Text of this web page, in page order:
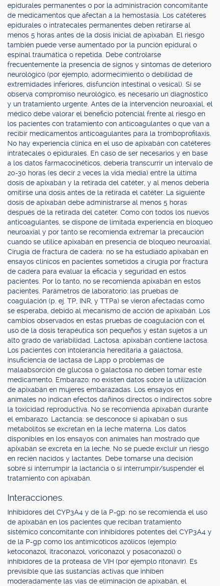
epidurales permanentes o por la administración concomitante
de medicamentos que afectan a la hemostasia. Los catéteres
epidurales o intratecales permanentes deben retirarse al
menos 5 horas antes de la dosis inicial de apixabán. El riesgo
también puede verse aumentado por la punción epidural o
espinal traumática o repetida. Debe controlarse
frecuentemente la presencia de signos y síntomas de deterioro
neurológico (por ejemplo, adormecimiento o debilidad de
extremidades inferiores, disfunción intestinal o vesical). Si se
observa compromiso neurológico, es necesario un diagnóstico
y un tratamiento urgente. Antes de la intervención neuroaxial, el
médico debe valorar el beneficio potencial frente al riesgo en
los pacientes con tratamiento con anticoagulantes o que van a
recibir medicamentos anticoagulantes para la tromboprofilaxis.
No hay experiencia clínica en el uso de apixabán con catéteres
intratecales o epidurales. En caso de ser necesarios y en base
a los datos farmacocinéticos, debería transcurrir un intervalo de
20-30 horas (es decir 2 veces la vida media) entre la última
dosis de apixabán y la retirada del catéter, y al menos debería
omitirse una dosis antes de la retirada el catéter. La siguiente
dosis de apixabán debe administrarse al menos 5 horas
después de la retirada del catéter. Como con todos los nuevos
anticoagulantes, se dispone de limitada experiencia en bloqueo
neuroaxial y por tanto se recomienda extremar la precaución
cuando se utilice apixabán en presencia de bloqueo neuroaxial.
Cirugía de fractura de cadera: no se ha estudiado apixabán en
ensayos clínicos en pacientes sometidos a cirugía por fractura
de cadera para evaluar la eficacia y seguridad en estos
pacientes. Por lo tanto, no se recomienda apixabán en estos
pacientes. Parámetros de laboratorio: las pruebas de
coagulación (p. ej. TP, INR, y TTPa) se vieron afectadas como
se esperaba, debido al mecanismo de acción de apixabán. Los
cambios observados en estas pruebas de coagulación con el
uso de la dosis terapéutica son pequeños y están sujetos a un
alto grado de variabilidad. Lactosa: apixabán contiene lactosa.
Los pacientes con intolerancia hereditaria a galactosa,
insuficiencia de lactasa de Lapp o problemas de
malaabsorción de glucosa o galactosa no deben tomar este
medicamento. Embarazo: no existen datos sobre la utilización
de apixabán en mujeres embarazadas. Los ensayos en
animales no indican efectos dañinos directos o indirectos sobre
la toxicidad reproductiva. No se recomienda apixabán durante
el embarazo. Lactancia: se desconoce si apixabán o sus
metabolitos se excretan en la leche materna. Los datos
disponibles en los ensayos con animales han mostrado que
apixabán se excreta en la leche. No se puede excluir un riesgo
en recién nacidos y lactantes. Debe tomarse una decisión
sobre si interrumpir la lactancia o si interrumpir/suspender el
tratamiento con apixabán.
Interacciones.
Inhibidores del CYP3A4 y de la P-gp: no se recomienda el uso
de apixabán en los pacientes que reciban tratamiento
sistémico concomitante con inhibidores potentes del CYP3A4 y
de la P-gp como los antimicóticos azólicos (ejemplo:
ketoconazol, itraconazol, voriconazol y posaconazol) o
inhibidores de la proteasa de VIH (por ejemplo ritonavir). Es
previsible que las sustancias activas que inhiben
moderadamente las vías de eliminación de apixabán, el